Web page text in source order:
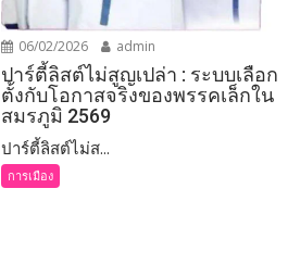
06/02/2026 admin
ปาร์ตี้ลิสต์ไม่สูญเปล่า : ระบบเลือก
ตั้งกับโอกาสจริงของพรรคเล็กใน
สมรภูมิ 2569
ปาร์ตี้ลิสต์ไม่ส...
การเมือง